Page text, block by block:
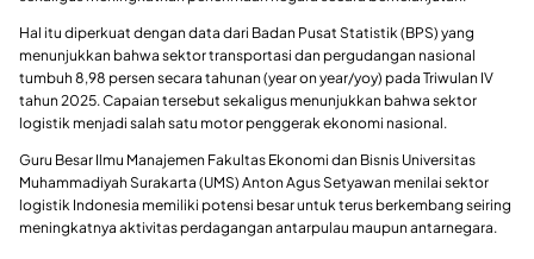
Hal itu diperkuat dengan data dari Badan Pusat Statistik (BPS) yang
menunjukkan bahwa sektor transportasi dan pergudangan nasional
tumbuh 8,98 persen secara tahunan (year on year/yoy) pada Triwulan IV
tahun 2025. Capaian tersebut sekaligus menunjukkan bahwa sektor
logistik menjadi salah satu motor penggerak ekonomi nasional.
Guru Besar Ilmu Manajemen Fakultas Ekonomi dan Bisnis Universitas
Muhammadiyah Surakarta (UMS) Anton Agus Setyawan menilai sektor
logistik Indonesia memiliki potensi besar untuk terus berkembang seiring
meningkatnya aktivitas perdagangan antarpulau maupun antarnegara.